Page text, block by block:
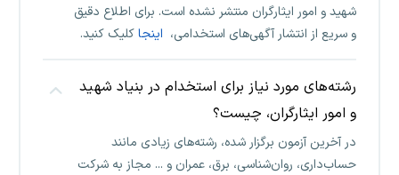
شهید و امور ایثارگران منتشر نشده است. برای اطلاع دقیق
و سریع از انتشار آگهی‌های استخدامی، اینجاکلیک کنید.
رشته‌های مورد نیاز برای استخدام در بنیاد شهید
و امور ایثارگران، چیست؟
در آخرین آزمون برگزار شده، رشته‌های زیادی مانند
حساب‌داری، روان‌شناسی، برق، عمران و ... مجاز به شرکت